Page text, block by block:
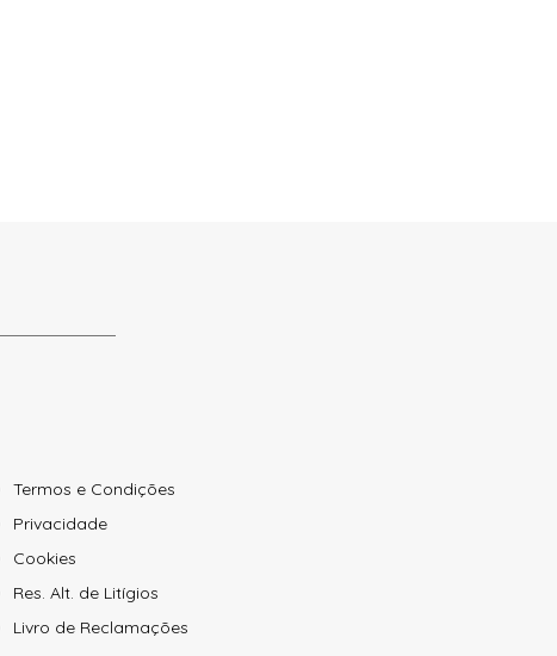
Termos e Condições
Privacidade
Cookies
Res. Alt. de Litígios
Livro de Reclamações